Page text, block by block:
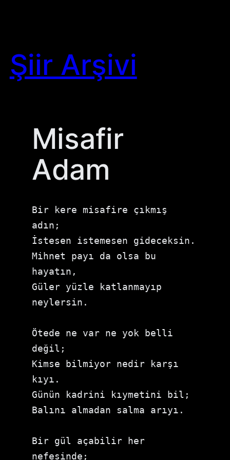
Şiir Arşivi
Misafir
Adam
Bir kere misafire çıkmış
adın;
İstesen istemesen gideceksin.
Mihnet payı da olsa bu
hayatın,
Güler yüzle katlanmayıp
neylersin.
Ötede ne var ne yok belli
değil;
Kimse bilmiyor nedir karşı
kıyı.
Günün kadrini kıymetini bil;
Balını almadan salma arıyı.
Bir gül açabilir her
nefesinde;